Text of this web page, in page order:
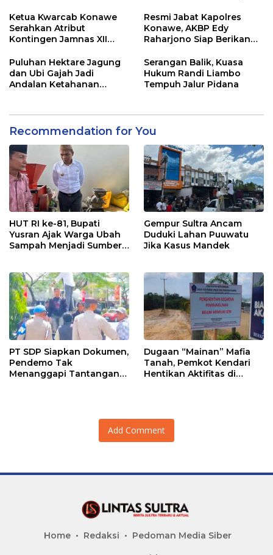
Ketua Kwarcab Konawe
Serahkan Atribut
Kontingen Jamnas XII
Resmi Jabat Kapolres
Konawe, AKBP Edy
Raharjono Siap Berikan
Puluhan Hektare Jagung
dan Ubi Gajah Jadi
Andalan Ketahanan
Serangan Balik, Kuasa
Hukum Randi Liambo
Tempuh Jalur Pidana
Recommendation for You
HUT RI ke-81, Bupati
Yusran Ajak Warga Ubah
Sampah Menjadi Sumber
Gempur Sultra Ancam
Duduki Lahan Puuwatu
Jika Kasus Mandek
PT SDP Siapkan Dokumen,
Pendemo Tak
Menanggapi Tantangan
Dugaan “Mainan” Mafia
Tanah, Pemkot Kendari
Hentikan Aktifitas di
Add Comment
Home Redaksi Pedoman Media Siber